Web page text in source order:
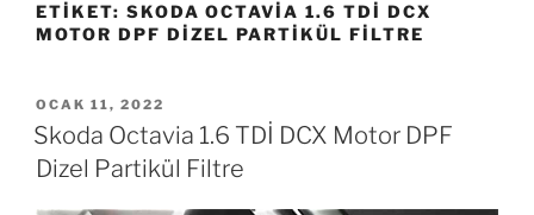
ETIKET: SKODA OCTAVIA 1.6 TDİ DCX
MOTOR DPF DIZEL PARTIKÜL FILTRE
YAYIM
TARIHI
OCAK 11, 2022
Skoda Octavia 1.6 TDİ DCX Motor DPF
Dizel Partikül Filtre